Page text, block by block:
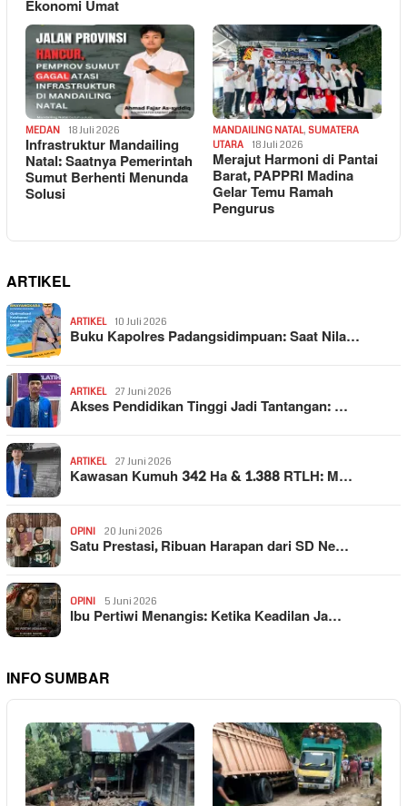
Ekonomi Umat
MEDAN 18 Juli 2026
Infrastruktur Mandailing
Natal: Saatnya Pemerintah
Sumut Berhenti Menunda
Solusi
MANDAILING NATAL, SUMATERA
UTARA
18 Juli 2026
Merajut Harmoni di Pantai
Barat, PAPPRI Madina
Gelar Temu Ramah
Pengurus
ARTIKEL
ARTIKEL 10 Juli 2026
Buku Kapolres Padangsidimpuan: Saat Nila…
ARTIKEL 27 Juni 2026
Akses Pendidikan Tinggi Jadi Tantangan: …
ARTIKEL 27 Juni 2026
Kawasan Kumuh 342 Ha & 1.388 RTLH: M…
OPINI 20 Juni 2026
Satu Prestasi, Ribuan Harapan dari SD Ne…
OPINI 5 Juni 2026
Ibu Pertiwi Menangis: Ketika Keadilan Ja…
INFO SUMBAR